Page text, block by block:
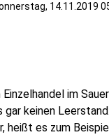
14.11.2019
im
gar keinen
heißt es zum